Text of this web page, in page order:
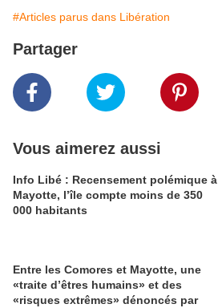
#Articles parus dans Libération
Partager
Vous aimerez aussi
Info Libé : Recensement polémique à
Mayotte, l’île compte moins de 350
000 habitants
Entre les Comores et Mayotte, une
«traite d’êtres humains» et des
«risques extrêmes» dénoncés par